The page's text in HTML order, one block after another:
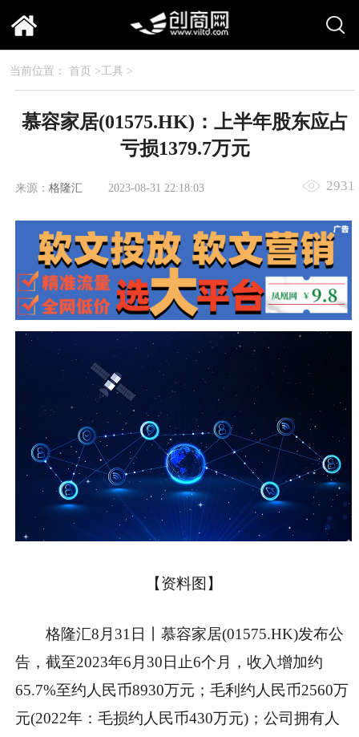
当前位置： 首页 >工具 >
慕容家居(01575.HK)：上半年股东应占
亏损1379.7万元
来源： 格隆汇 2023-08-31 22:18:03 2931
【资料图】
格隆汇8月31日丨慕容家居(01575.HK)发布公
告，截至2023年6月30日止6个月，收入增加约
65.7%至约人民币8930万元；毛利约人民币2560万
元(2022年：毛损约人民币430万元)；公司拥有人